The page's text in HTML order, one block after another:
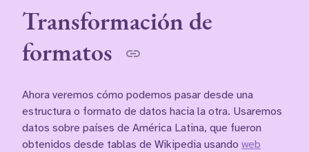
Transformación de
formatos
Ahora veremos cómo podemos pasar desde una
estructura o formato de datos hacia la otra. Usaremos
datos sobre países de América Latina, que fueron
obtenidos desde tablas de Wikipedia usando web